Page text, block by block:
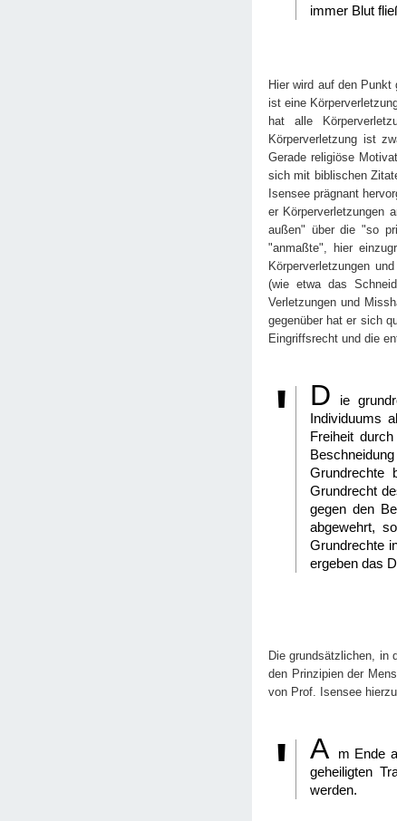
immer Blut
Hier wird auf den
ist eine
hat alle
Körperverletzung ist
Gerade religiöse
sich mit biblischen
Isensee prägnant
er Körperverletzungen
außen" über die "so
"anmaßte", hier
Körperverletzungen
(wie etwa das
Verletzungen und
gegenüber hat er sich
Eingriffsrecht und die
D
ie
Individuums
Freiheit
Grundrechte
Grundrecht
gegen den
abgewehrt,
Grundrechte
ergeben das
Die grundsätzlichen, in
den Prinzipien der
von Prof. Isensee
A
m Ende
geheiligten
werden.